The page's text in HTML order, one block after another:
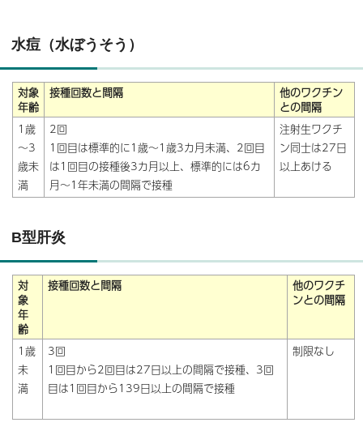
水痘（水ぼうそう）
対象
年齢
接種回数と間隔
他のワクチン
との間隔
1歳
～3
歳未
満
2回
1回目は標準的に1歳～1歳3カ月未満、2回目
は1回目の接種後3カ月以上、標準的には6カ
月～1年未満の間隔で接種
注射生ワクチ
ン同士は27日
以上あける
B型肝炎
対
象
年
齢
接種回数と間隔
他のワクチ
ンとの間隔
1歳
未
満
3回
1回目から2回目は27日以上の間隔で接種、3回
目は1回目から139日以上の間隔で接種
制限なし